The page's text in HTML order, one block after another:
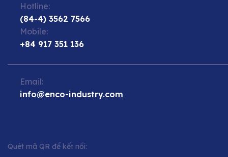
Hotline:
(84-4) 3562 7566
Mobile:
+84 917 351 136
Email:
info@enco-industry.com
Quét mã QR để kết nối: